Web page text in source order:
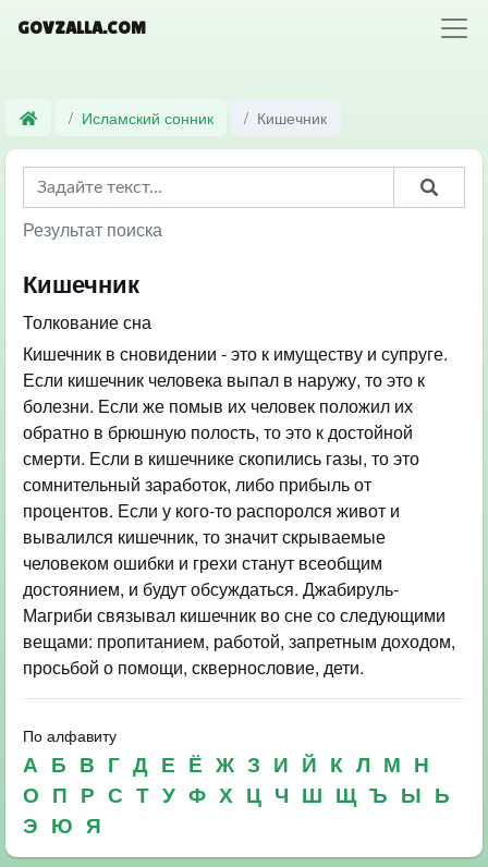
GOVZALLA.COM
Исламский сонник Кишечник
Результат поиска
Кишечник
Толкование сна
Кишечник в сновидении - это к имуществу и супруге.
Если кишечник человека выпал в наружу, то это к
болезни. Если же помыв их человек положил их
обратно в брюшную полость, то это к достойной
смерти. Если в кишечнике скопились газы, то это
сомнительный заработок, либо прибыль от
процентов. Если у кого-то распоролся живот и
вывалился кишечник, то значит скрываемые
человеком ошибки и грехи станут всеобщим
достоянием, и будут обсуждаться. Джабируль-
Магриби связывал кишечник во сне со следующими
вещами: пропитанием, работой, запретным доходом,
просьбой о помощи, сквернословие, дети.
По алфавиту
А Б В Г Д Е Ё Ж З И Й К Л М Н
О П Р С Т У Ф Х Ц Ч Ш Щ Ъ Ы Ь
Э Ю Я